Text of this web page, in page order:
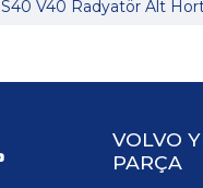
V40 Radyatör Alt
VOLVO
PARÇA